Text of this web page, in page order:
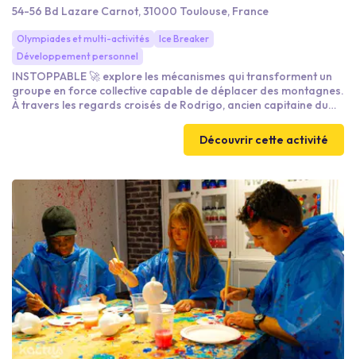
54-56 Bd Lazare Carnot, 31000 Toulouse, France
Olympiades et multi-activités
Ice Breaker
Développement personnel
INSTOPPABLE 🚀 explore les mécanismes qui transforment un
groupe en force collective capable de déplacer des montagnes.
À travers les regards croisés de Rodrigo, ancien capitaine du
dirigeant du cabinet de conseil international STRATÈGE®,
spécialiste de la motivation, cette conférence montre comment
véritablement instoppable.
Découvrir cette activité